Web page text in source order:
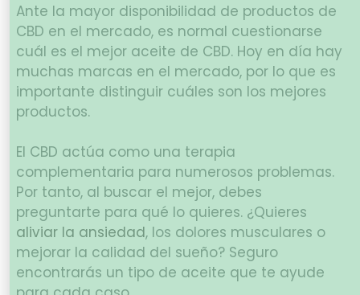
Ante la mayor disponibilidad de productos de
CBD en el mercado, es normal cuestionarse
cuál es el mejor aceite de CBD. Hoy en día hay
muchas marcas en el mercado, por lo que es
importante distinguir cuáles son los mejores
productos.
El CBD actúa como una terapia
complementaria para numerosos problemas.
Por tanto, al buscar el mejor, debes
preguntarte para qué lo quieres. ¿Quieres
aliviar la ansiedad, los dolores musculares o
mejorar la calidad del sueño? Seguro
encontrarás un tipo de aceite que te ayude